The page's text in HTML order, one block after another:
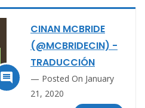

CINAN MCBRIDE
(@MCBRIDECIN) -
TRADUCCIÓN
Posted On January
21, 2020